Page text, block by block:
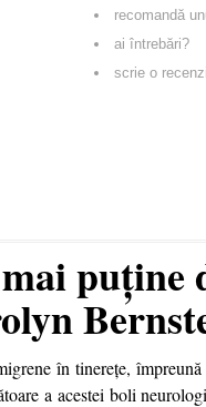
recomandă
ai întrebări?
scrie o
puține
în tinerețe,
a acestei boli